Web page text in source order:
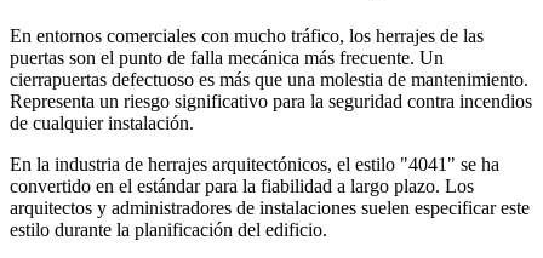
En entornos comerciales con mucho tráfico, los herrajes de las
puertas son el punto de falla mecánica más frecuente. Un
cierrapuertas defectuoso es más que una molestia de mantenimiento.
Representa un riesgo significativo para la seguridad contra incendios
de cualquier instalación.
En la industria de herrajes arquitectónicos, el estilo "4041" se ha
convertido en el estándar para la fiabilidad a largo plazo. Los
arquitectos y administradores de instalaciones suelen especificar este
estilo durante la planificación del edificio.